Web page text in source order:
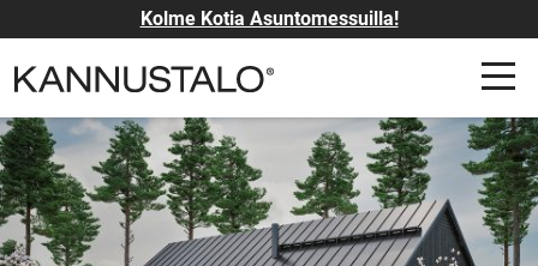
Kolme Kotia Asuntomessuilla!